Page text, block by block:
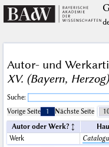
Autor- und
XV. (Bayern, Herzog)
Suche:
Vorige Seite
1 Nächste Seite
Autor oder Werk?
Werk